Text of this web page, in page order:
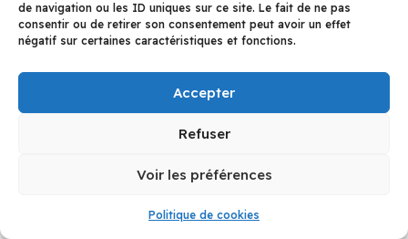
de navigation ou les ID uniques sur ce site. Le fait de ne pas
consentir ou de retirer son consentement peut avoir un effet
négatif sur certaines caractéristiques et fonctions.
Accepter
Refuser
Voir les préférences
Politique de cookies